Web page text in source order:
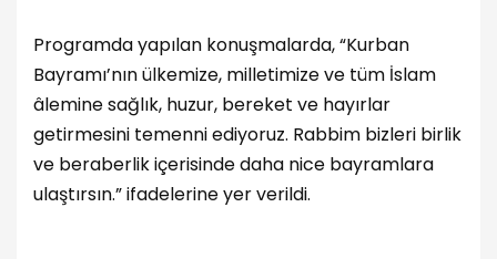
Programda yapılan konuşmalarda, “Kurban
Bayramı’nın ülkemize, milletimize ve tüm İslam
âlemine sağlık, huzur, bereket ve hayırlar
getirmesini temenni ediyoruz. Rabbim bizleri birlik
ve beraberlik içerisinde daha nice bayramlara
ulaştırsın.” ifadelerine yer verildi.